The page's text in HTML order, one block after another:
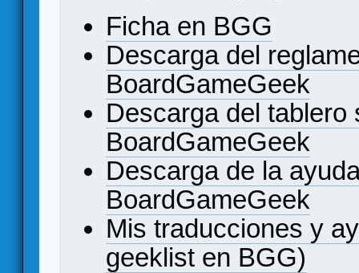
Ficha en BGG
Descarga del
BoardGameGeek
Descarga del tablero
BoardGameGeek
Descarga de la
BoardGameGeek
Mis traducciones y
geeklist en BGG)